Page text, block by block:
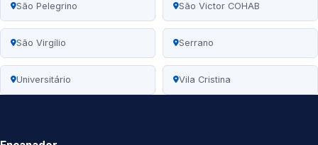
São Pelegrino São Victor COHAB
São Virgílio Serrano
Universitário Vila Cristina